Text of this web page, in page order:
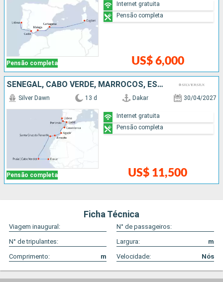
Pensão completa US$ 6,000
Internet gratuita
Pensão completa
SENEGAL, CABO VERDE, MARROCOS, ESPANHA, PORTUGAL
Pensão completa
Silver Dawn 13 d Dakar 30/04/2027
US$ 11,500
Internet gratuita
Pensão completa
Ficha Técnica
Viagem inaugural:
N° de passageiros:
N° de tripulantes:
Largura:
m
Comprimento:
m Velocidade: Nós